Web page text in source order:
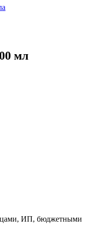
мл
ИП, бюджетными